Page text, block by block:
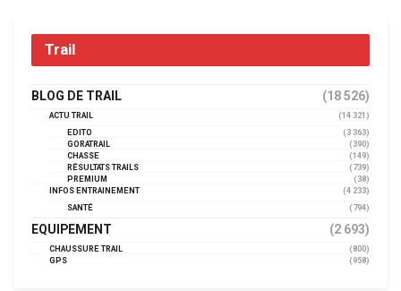
Trail
BLOG DE TRAIL (18 526)
ACTU TRAIL
(14 321)
EDITO
(3 363)
GORATRAIL
(390)
CHASSE
(149)
RÉSULTATS TRAILS
(739)
PREMIUM
(38)
INFOS ENTRAINEMENT
(4 233)
SANTÉ
(794)
EQUIPEMENT (2 693)
CHAUSSURE TRAIL
(800)
GPS
(958)